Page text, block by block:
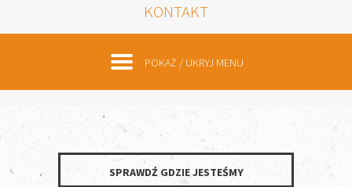
KONTAKT
POKAŻ / UKRYJ MENU
SPRAWDŹ GDZIE JESTEŚMY